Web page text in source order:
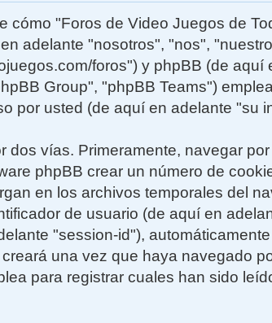
cómo "Foros de Video Juegos de
adelante "nosotros", "nos",
foros") y phpBB (de
Group", "phpBB Teams")
por usted (de aquí en adelante "su
dos vías. Primeramente, navegar
phpBB crear un número de
en los archivos temporales del
de usuario (de aquí en
"session-id"),
una vez que haya navegado
para registrar cuales han sido